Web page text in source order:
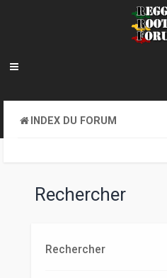
INDEX DU FORUM
Rechercher
Rechercher